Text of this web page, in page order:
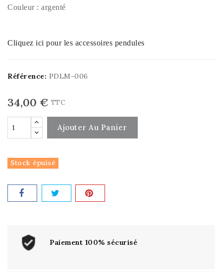
Couleur : argenté
Cliquez ici pour les accessoires pendules
Référence: PDLM-006
34,00 € TTC
Ajouter Au Panier
Stock épuisé
Paiement 100% sécurisé